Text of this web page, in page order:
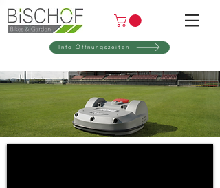
Info Öffnungszeiten